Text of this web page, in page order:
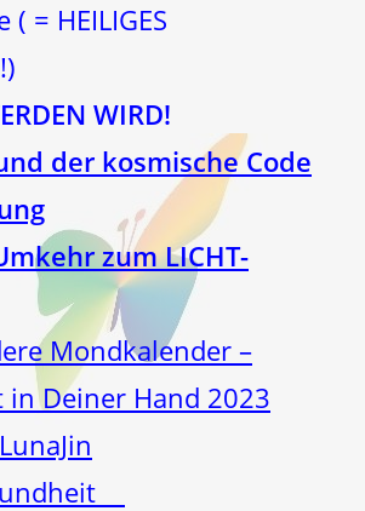
( = HEILIGES
WIRD!
der kosmische Code
zum LICHT-
Mondkalender –
in Deiner Hand 2023